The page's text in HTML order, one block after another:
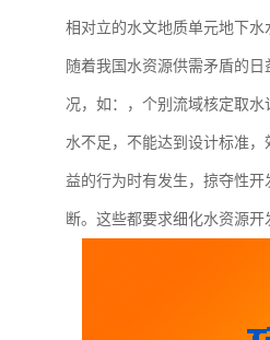
相对立的水文地质单元地下水
随着我国水资源供需矛盾的
况，如：，个别流域核定取
水不足，不能达到设计标准
益的行为时有发生，掠夺性
断。这些都要求细化水资源